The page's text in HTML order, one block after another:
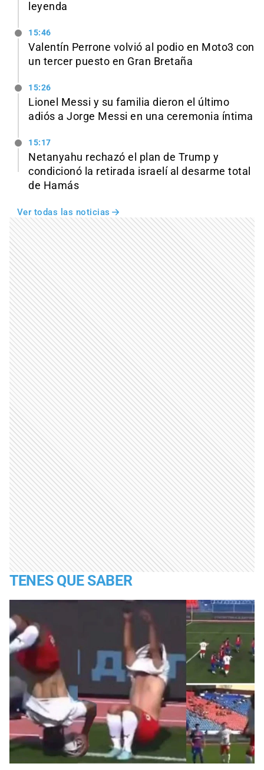
leyenda
15:46
Valentín Perrone volvió al podio en Moto3 con
un tercer puesto en Gran Bretaña
15:26
Lionel Messi y su familia dieron el último
adiós a Jorge Messi en una ceremonia íntima
15:17
Netanyahu rechazó el plan de Trump y
condicionó la retirada israelí al desarme total
de Hamás
Ver todas las noticias
TENES QUE SABER